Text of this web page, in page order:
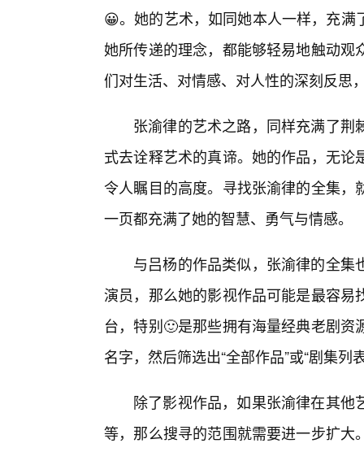
😀。她的艺术，如同她本人一样，充
她所传递的理念，都能够轻易地触动
们对生活、对情感、对人性的深刻反思
张渝律的艺术之路，同样充满了
式去诠释艺术的真谛。她的作品，无
令人瞩目的高度。寻找张渝律的全集
一页都充满了她的智慧、勇气与情感。
与吕杨的作品类似，张渝律的全
演员，那么她的影视作品可能是最容
台，特别🙂是那些拥有海量经典老剧
名字，然后筛选出“全部作品”或“剧集
除了影视作品，如果张渝律在其
等，那么搜寻的范围就需要进一步扩